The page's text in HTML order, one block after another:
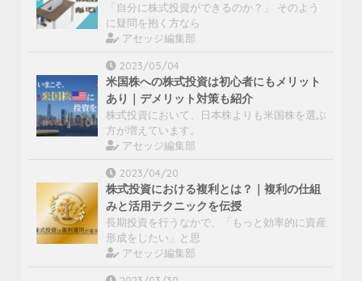
「自分に株式投資ができるのか？」 そのよう
に疑問を抱く方なら
アセッジ編集部
2023/05/04
米国株への株式投資は初心者にもメリット
あり｜デメリット対策も紹介
株式投資において、日本株よりも米国株を選ぶ
方が増えています。
アセッジ編集部
2023/04/20
株式投資における複利とは？｜複利の仕組
みと活用テクニックを伝授
長期投資を行うなかで、「もっと効率的に資産
形成をしたい」と思
アセッジ編集部